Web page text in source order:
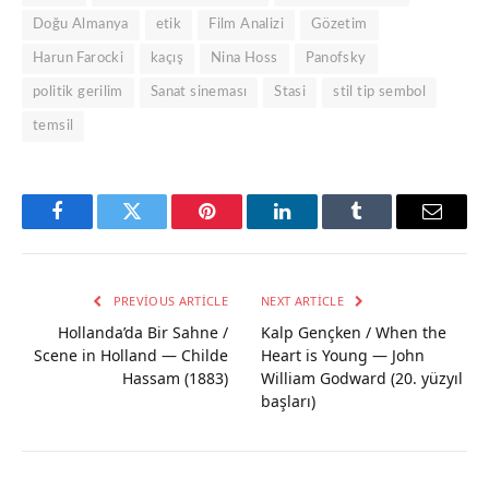
Doğu Almanya etik Film Analizi Gözetim
Harun Farocki kaçış Nina Hoss Panofsky
politik gerilim Sanat sineması Stasi stil tip sembol
temsil
FacebookTwitter Pinterest LinkedInTumblr Email
PREVIOUS ARTICLE
Hollanda’da Bir Sahne /
Scene in Holland — Childe
Hassam (1883)
NEXT ARTICLE
Kalp Gençken / When the
Heart is Young — John
William Godward (20. yüzyıl
başları)